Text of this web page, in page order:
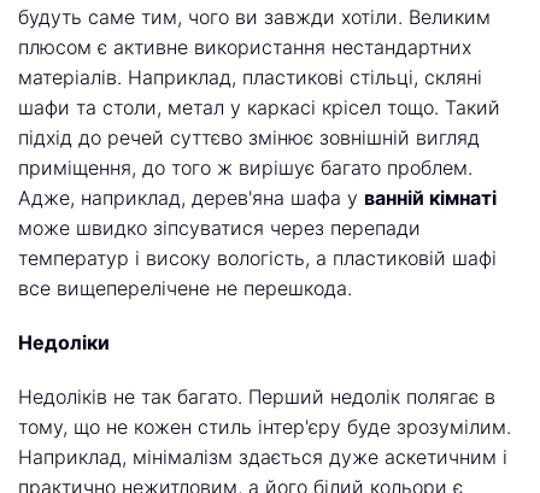
будуть саме тим, чого ви завжди хотіли. Великим
плюсом є активне використання нестандартних
матеріалів. Наприклад, пластикові стільці, скляні
шафи та столи, метал у каркасі крісел тощо. Такий
підхід до речей суттєво змінює зовнішній вигляд
приміщення, до того ж вирішує багато проблем.
Адже, наприклад, дерев'яна шафа у ванній кімнаті
може швидко зіпсуватися через перепади
температур і високу вологість, а пластиковій шафі
все вищеперелічене не перешкода.
Недоліки
Недоліків не так багато. Перший недолік полягає в
тому, що не кожен стиль інтер'єру буде зрозумілим.
Наприклад, мінімалізм здається дуже аскетичним і
практично нежитловим, а його білий кольори є